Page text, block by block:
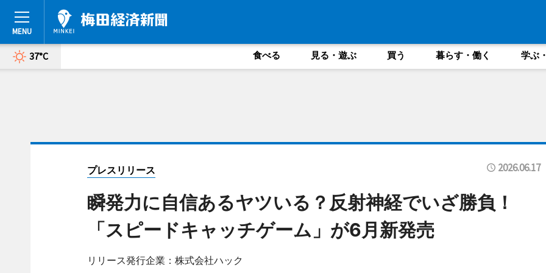
37°C 食べる 見る・遊ぶ 買う 暮らす・働く 学ぶ
プレスリリース 2026.06.17
瞬発力に自信あるヤツいる？反射神経でいざ勝負！
「スピードキャッチゲーム」が6月新発売
リリース発行企業：株式会社ハック